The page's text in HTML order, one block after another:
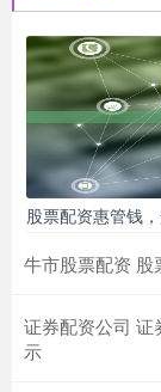
股票配资惠管钱
牛市股票配资 股
证券配资公司
示